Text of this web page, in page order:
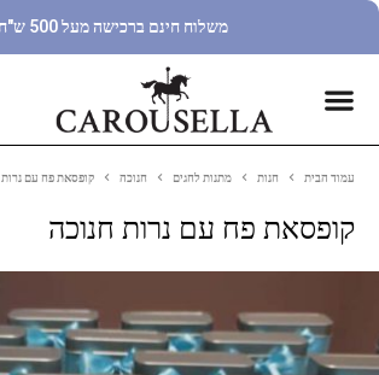
משלוח חינם ברכישה מעל 500 ש"ח !
עמוד הבית חנות מתנות לחגים חנוכה קופסאת פח עם נרות
קופסאת פח עם נרות חנוכה